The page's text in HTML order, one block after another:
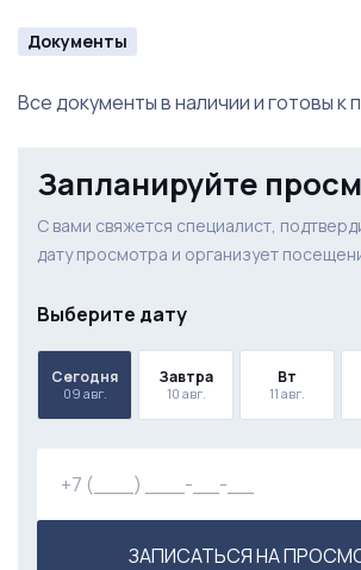
Документы
Все документы в наличии и готовы к
Запланируйте
С вами свяжется специалист,
дату просмотра и организует
Выберите дату
Сегодня
09 авг.
Завтра
10 авг.
Вт
11 авг.
ЗАПИСАТЬСЯ НА